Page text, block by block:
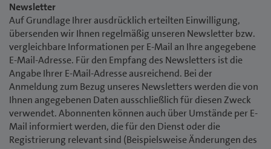
Newsletter
Auf Grundlage Ihrer ausdrücklich erteilten Einwilligung,
übersenden wir Ihnen regelmäßig unseren Newsletter bzw.
vergleichbare Informationen per E-Mail an Ihre angegebene
E-Mail-Adresse. Für den Empfang des Newsletters ist die
Angabe Ihrer E-Mail-Adresse ausreichend. Bei der
Anmeldung zum Bezug unseres Newsletters werden die von
Ihnen angegebenen Daten ausschließlich für diesen Zweck
verwendet. Abonnenten können auch über Umstände per E-
Mail informiert werden, die für den Dienst oder die
Registrierung relevant sind (Beispielsweise Änderungen des